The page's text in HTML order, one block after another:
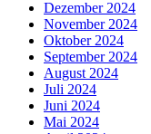
Dezember 2024
November 2024
Oktober 2024
September 2024
August 2024
Juli 2024
Juni 2024
Mai 2024